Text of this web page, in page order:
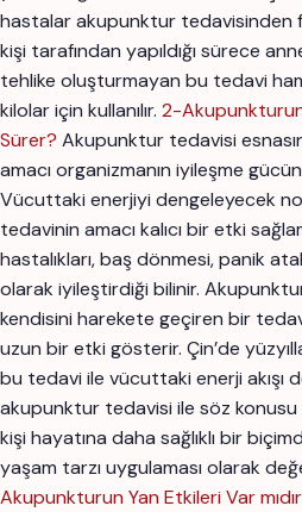
hastalar akupunktur tedavisinden
kişi tarafından yapıldığı sürece
tehlike oluşturmayan bu tedavi
kilolar için kullanılır. 2-
Sürer? Akupunktur tedavisi
amacı organizmanın iyileşme
Vücuttaki enerjiyi dengeleyecek
tedavinin amacı kalıcı bir etki
hastalıkları, baş dönmesi, panik
olarak iyileştirdiği bilinir.
kendisini harekete geçiren bir
uzun bir etki gösterir. Çin’de
bu tedavi ile vücuttaki enerji akışı
akupunktur tedavisi ile söz konusu
kişi hayatına daha sağlıklı bir
yaşam tarzı uygulaması olarak
Akupunkturun Yan Etkileri Var